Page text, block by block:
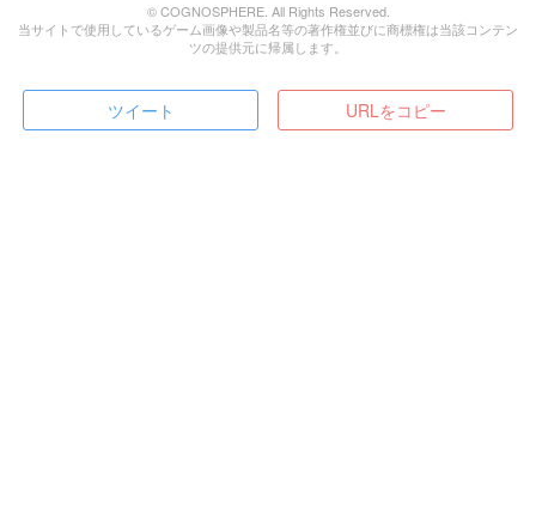
© COGNOSPHERE. All Rights Reserved.
当サイトで使用しているゲーム画像や製品名等の著作権並びに商標権は当該コンテン
ツの提供元に帰属します。
ツイート URLをコピー